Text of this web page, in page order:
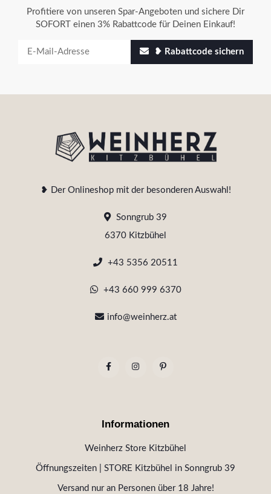
Profitiere von unseren Spar-Angeboten und sichere Dir
SOFORT einen 3% Rabattcode für Deinen Einkauf!
❥ Rabattcode sichern
❥ Der Onlineshop mit der besonderen Auswahl!
Sonngrub 39
6370 Kitzbühel
+43 5356 20511
+43 660 999 6370
info@weinherz.at
Informationen
Weinherz Store Kitzbühel
Öffnungszeiten | STORE Kitzbühel in Sonngrub 39
Versand nur an Personen über 18 Jahre!